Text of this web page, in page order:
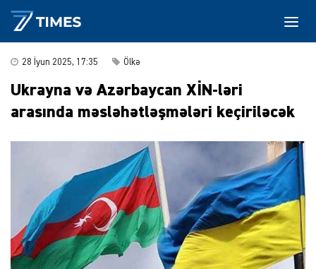
28 İyun 2025, 17:35 Ölkə
Ukrayna və Azərbaycan XİN-ləri
arasında məsləhətləşmələri keçiriləcək